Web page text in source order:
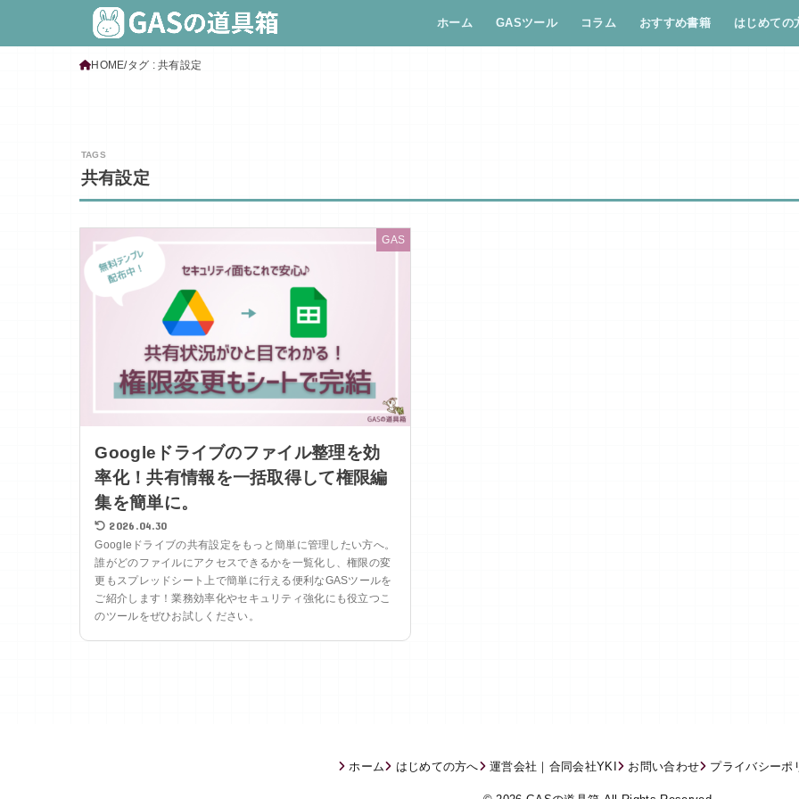
ホーム GASツール コラム おすすめ書籍 はじめての
HOME タグ : 共有設定
共有設定
GAS
Googleドライブのファイル整理を効
率化！共有情報を一括取得して権限編
集を簡単に。
2026.04.30
Googleドライブの共有設定をもっと簡単に管理したい方へ。
誰がどのファイルにアクセスできるかを一覧化し、権限の変
更もスプレッドシート上で簡単に行える便利なGASツールを
ご紹介します！業務効率化やセキュリティ強化にも役立つこ
のツールをぜひお試しください。
ホーム はじめての方へ 運営会社｜合同会社YKI お問い合わせ プライバシーポ